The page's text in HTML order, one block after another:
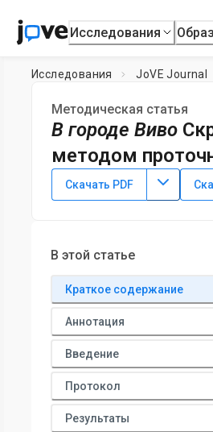
Исследования
Исследования JoVE Journal
Методическая статья
В городе Виво
методом
DOI: 10.3791/62811 23
Florian Stritzke1,2,Hendrik
of Munich
Скачать PDF
В этой статье
Краткое содержание
Аннотация
Введение
Протокол
Результаты